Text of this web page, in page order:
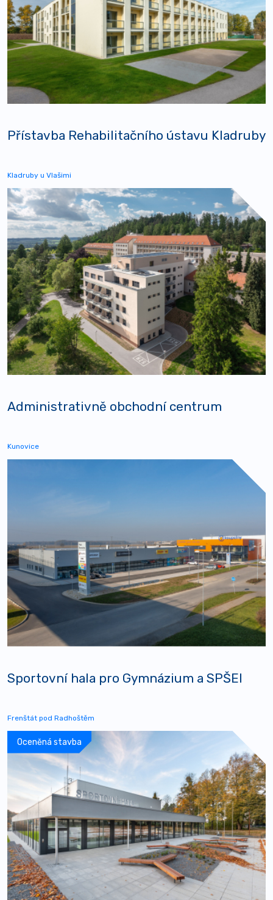
Přístavba Rehabilitačního ústavu Kladruby
Kladruby u Vlašimi
Administrativně obchodní centrum
Kunovice
Sportovní hala pro Gymnázium a SPŠEI
Frenštát pod Radhoštěm
Oceněná stavba